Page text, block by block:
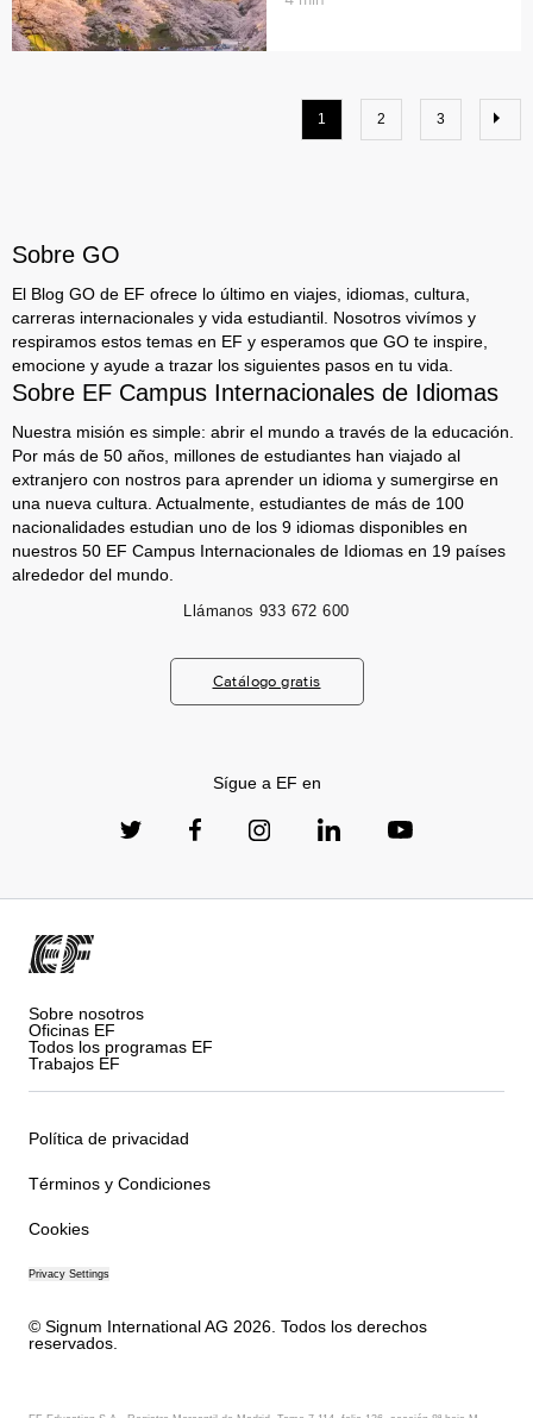
1 2 3
Sobre GO
El Blog GO de EF ofrece lo último en viajes, idiomas, cultura,
carreras internacionales y vida estudiantil. Nosotros vivímos y
respiramos estos temas en EF y esperamos que GO te inspire,
emocione y ayude a trazar los siguientes pasos en tu vida.
Sobre EF Campus Internacionales de Idiomas
Nuestra misión es simple: abrir el mundo a través de la educación.
Por más de 50 años, millones de estudiantes han viajado al
extranjero con nostros para aprender un idioma y sumergirse en
una nueva cultura. Actualmente, estudiantes de más de 100
nacionalidades estudian uno de los 9 idiomas disponibles en
nuestros 50 EF Campus Internacionales de Idiomas en 19 países
alrededor del mundo.
Llámanos 933 672 600
Catálogo gratis
Sígue a EF en
Sobre nosotros
Oficinas EF
Todos los programas EF
Trabajos EF
Política de privacidad
Términos y Condiciones
Cookies
Privacy Settings
© Signum International AG 2026. Todos los derechos
reservados.